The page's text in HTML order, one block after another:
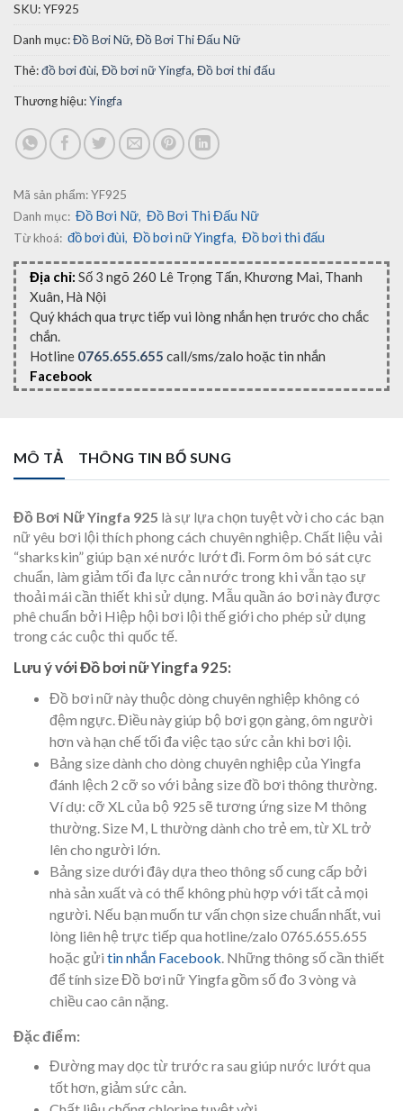
SKU:YF925
Danh mục:Đồ Bơi Nữ, Đồ Bơi Thi Đấu Nữ
Thẻ:đồ bơi đùi, Đồ bơi nữ Yingfa, Đồ bơi thi đấu
Thương hiệu:Yingfa
Mã sản phẩm:YF925
Danh mục: Đồ Bơi Nữ, Đồ Bơi Thi Đấu Nữ
Từ khoá: đồ bơi đùi, Đồ bơi nữ Yingfa, Đồ bơi thi đấu
Địa chỉ: Số 3 ngõ 260 Lê Trọng Tấn, Khương Mai, Thanh
Xuân, Hà Nội
Quý khách qua trực tiếp vui lòng nhắn hẹn trước cho chắc
chắn.
Hotline 0765.655.655 call/sms/zalo hoặc tin nhắn
Facebook
MÔ TẢ THÔNG TIN BỔ SUNG
Đồ Bơi Nữ Yingfa 925 là sự lựa chọn tuyệt vời cho các bạn
nữ yêu bơi lội thích phong cách chuyên nghiệp. Chất liệu vải
“sharkskin” giúp bạn xé nước lướt đi. Form ôm bó sát cực
chuẩn, làm giảm tối đa lực cản nước trong khi vẫn tạo sự
thoải mái cần thiết khi sử dụng. Mẫu quần áo bơi này được
phê chuẩn bởi Hiệp hội bơi lội thế giới cho phép sử dụng
trong các cuộc thi quốc tế.
Lưu ý với Đồ bơi nữ Yingfa 925:
Đồ bơi nữ này thuộc dòng chuyên nghiệp không có
đệm ngực. Điều này giúp bộ bơi gọn gàng, ôm người
hơn và hạn chế tối đa việc tạo sức cản khi bơi lội.
Bảng size dành cho dòng chuyên nghiệp của Yingfa
đánh lệch 2 cỡ so với bảng size đồ bơi thông thường.
Ví dụ: cỡ XL của bộ 925 sẽ tương ứng size M thông
thường. Size M, L thường dành cho trẻ em, từ XL trở
lên cho người lớn.
Bảng size dưới đây dựa theo thông số cung cấp bởi
nhà sản xuất và có thể không phù hợp với tất cả mọi
người. Nếu bạn muốn tư vấn chọn size chuẩn nhất, vui
lòng liên hệ trực tiếp qua hotline/zalo 0765.655.655
hoặc gửi tin nhắn Facebook. Những thông số cần thiết
để tính size Đồ bơi nữ Yingfa gồm số đo 3 vòng và
chiều cao cân nặng.
Đặc điểm:
Đường may dọc từ trước ra sau giúp nước lướt qua
tốt hơn, giảm sức cản.